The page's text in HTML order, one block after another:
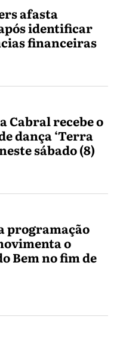
afasta
identificar
financeiras
Cabral recebe o
dança ‘Terra
sábado (8)
programação
o
Bem no fim de